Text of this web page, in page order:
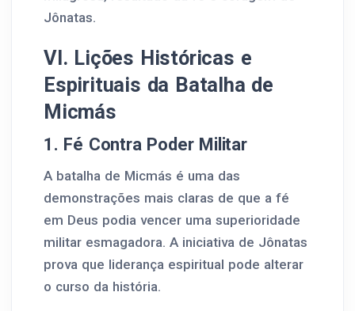
Jônatas.
VI. Lições Históricas e
Espirituais da Batalha de
Micmás
1. Fé Contra Poder Militar
A batalha de Micmás é uma das
demonstrações mais claras de que a fé
em Deus podia vencer uma superioridade
militar esmagadora. A iniciativa de Jônatas
prova que liderança espiritual pode alterar
o curso da história.